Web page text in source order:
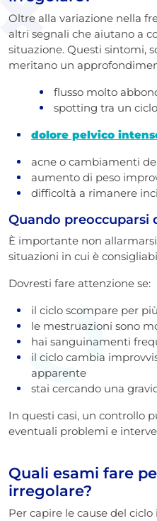
Oltre alla variazione nella
altri segnali che aiutano a
situazione. Questi sintomi,
meritano un
flusso molto
spotting tra un
dolore pelvico
acne o cambiamenti
aumento di peso
difficoltà a rimanere
Quando preoccuparsi
È importante non
situazioni in cui è
Dovresti fare attenzione se:
il ciclo scompare per
le mestruazioni sono
hai sanguinamenti
il ciclo cambia
apparente
stai cercando una
In questi casi, un controllo
eventuali problemi e
Quali esami fare
irregolare?
Per capire le cause del